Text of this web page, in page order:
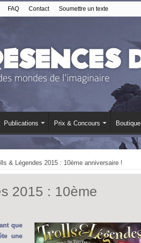
FAQ Contact Soumettre un texte
Publications Prix & Concours Boutique
& Légendes 2015 : 10ème anniversaire !
2015 : 10ème
que
une